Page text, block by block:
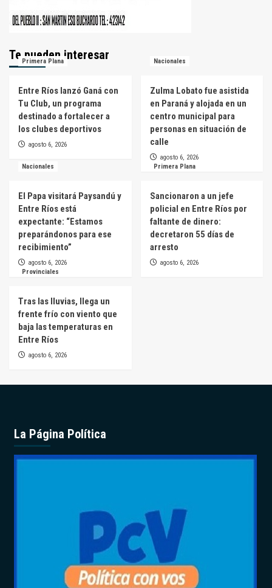
Te pueden interesar
Primera Plana
Entre Ríos lanzó Ganá con
Tu Club, un programa
destinado a fortalecer a
los clubes deportivos
agosto 6, 2026
Nacionales
Zulma Lobato fue asistida
en Paraná y alojada en un
centro municipal para
personas en situación de
calle
agosto 6, 2026
Nacionales
El Papa visitará Paysandú y
Entre Ríos está
expectante: “Estamos
preparándonos para ese
recibimiento”
agosto 6, 2026
Primera Plana
Sancionaron a un jefe
policial en Entre Ríos por
faltante de dinero:
decretaron 55 días de
arresto
agosto 6, 2026
Provinciales
Tras las lluvias, llega un
frente frío con viento que
baja las temperaturas en
Entre Ríos
agosto 6, 2026
La Página Política